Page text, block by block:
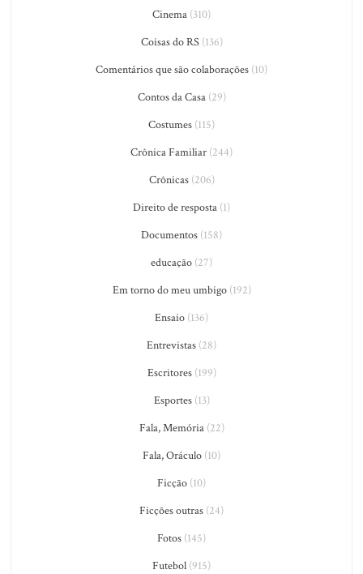
Cinema (310)
Coisas do RS(136)
Comentários que são colaborações (10)
Contos da Casa(29)
Costumes (115)
Crônica Familiar (244)
Crônicas(206)
Direito de resposta (1)
Documentos (158)
educação (27)
Em torno do meu umbigo(192)
Ensaio (136)
Entrevistas (28)
Escritores(199)
Esportes(13)
Fala, Memória(22)
Fala, Oráculo (10)
Ficção (10)
Ficções outras (24)
Fotos (145)
Futebol (915)